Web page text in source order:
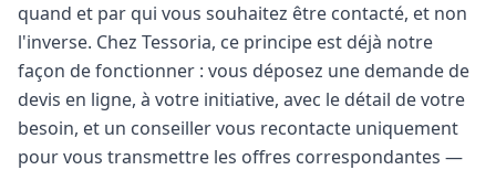
quand et par qui vous souhaitez être contacté, et non
l'inverse. Chez Tessoria, ce principe est déjà notre
façon de fonctionner : vous déposez une demande de
devis en ligne, à votre initiative, avec le détail de votre
besoin, et un conseiller vous recontacte uniquement
pour vous transmettre les offres correspondantes —